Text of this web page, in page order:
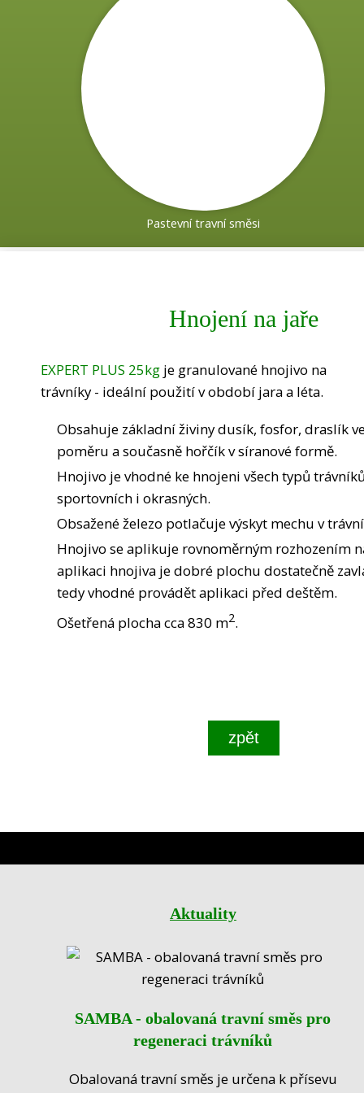
Pastevní travní směsi
Hnojení na jaře
EXPERT PLUS 25kg je granulované hnojivo na
trávníky - ideální použití v období jara a léta.
Obsahuje základní živiny dusík, fosfor, draslík
poměru a současně hořčík v síranové formě.
Hnojivo je vhodné ke hnojeni všech typů
sportovních i okrasných.
Obsažené železo potlačuje výskyt mechu v
Hnojivo se aplikuje rovnoměrným rozhozením
aplikaci hnojiva je dobré plochu dostatečně
tedy vhodné provádět aplikaci před deštěm.
Ošetřená plocha cca 830 m2.
Aktuality
SAMBA - obalovaná travní směs pro
regeneraci trávníků
Obalovaná travní směs je určena k přísevu